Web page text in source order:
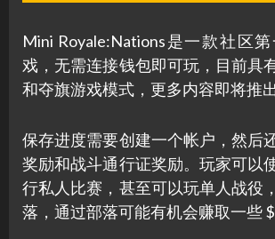
Mini Royale:Nations是一款社区
戏，无需连接钱包即可玩，目前具
和夺旗游戏模式，更多内容即将推出
保存进度需要创建一个帐户，然后
奖励和战斗通行证奖励。玩家可以
行私人比赛，甚至可以玩单人战役
落，通过部落可能有机会赚取一些